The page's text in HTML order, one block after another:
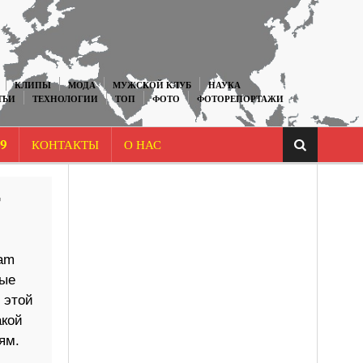
КЛИПЫ МОДА МУЖСКОЙ КЛУБ
НАУКА
ТЕХНОЛОГИИ ТОП ФОТО ФОТОРЕПОРТАЖИ
КОНТАКТЫ О НАС